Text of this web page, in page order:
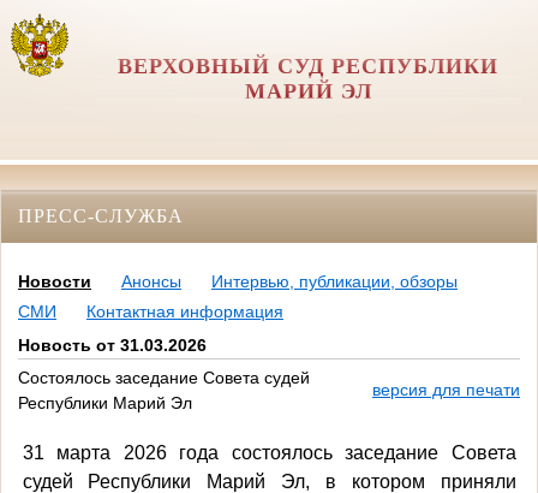
ВЕРХОВНЫЙ СУД РЕСПУБЛИКИ
МАРИЙ ЭЛ
ПРЕСС-СЛУЖБА
Новости Анонсы
Интервью, публикации, обзоры
СМИ
Контактная информация
Новость от 31.03.2026
Состоялось заседание Совета судей
Республики Марий Эл
версия для печати
31 марта 2026 года состоялось заседание Совета
судей Республики Марий Эл, в котором приняли